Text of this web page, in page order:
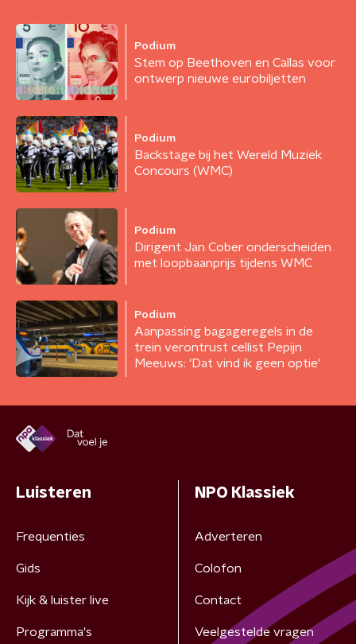
Podium
Stem op Beethoven en Callas voor
ontwerp nieuwe eurobiljetten
Podium
Backstage bij het Wereld Muziek
Concours (WMC)
Podium
Dirigent Jan Cober onderscheiden
met loopbaanprijs tijdens WMC
Podium
Aanpassing bagageregels in de
trein verontrust cellist Pepijn
Meeuws: 'Dat vind ik geen optie'
Luisteren
Frequenties
Gids
Kijk & luister live
Programma's
NPO Klassiek
Adverteren
Colofon
Contact
Veelgestelde vragen